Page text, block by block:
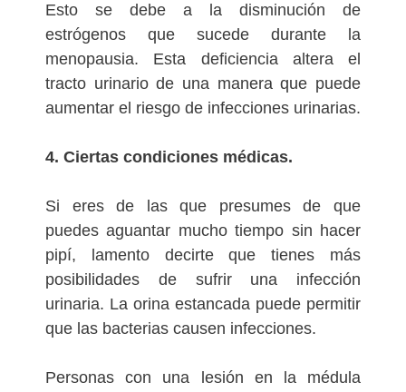
Esto se debe a la disminución de
estrógenos que sucede durante la
menopausia. Esta deficiencia altera el
tracto urinario de una manera que puede
aumentar el riesgo de infecciones urinarias.
4. Ciertas condiciones médicas.
Si eres de las que presumes de que
puedes aguantar mucho tiempo sin hacer
pipí, lamento decirte que tienes más
posibilidades de sufrir una infección
urinaria. La orina estancada puede permitir
que las bacterias causen infecciones.
Personas con una lesión en la médula